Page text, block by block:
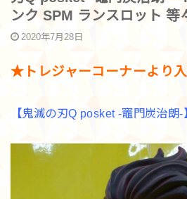
ンク SPM ランスロット 等
2020年7月28日
★トレジャーコーナーより
【鬼滅の刃Q posket -竈門炭治朗-